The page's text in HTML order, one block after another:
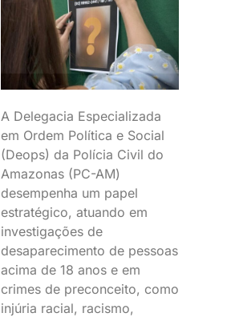
A Delegacia Especializada
em Ordem Política e Social
(Deops) da Polícia Civil do
Amazonas (PC-AM)
desempenha um papel
estratégico, atuando em
investigações de
desaparecimento de pessoas
acima de 18 anos e em
crimes de preconceito, como
injúria racial, racismo,